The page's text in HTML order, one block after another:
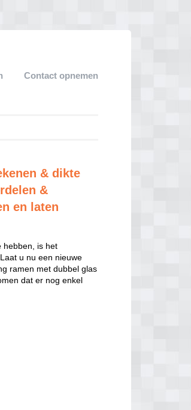
Contact opnemen
& dikte
&
en laten
hebben, is het
u nu een nieuwe
ramen met dubbel glas
dat er nog enkel